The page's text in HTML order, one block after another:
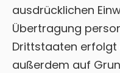
ausdrücklichen
Übertragung
Drittstaaten erfolgt
außerdem auf